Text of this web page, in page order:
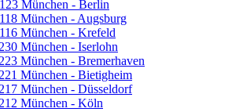
München - Berlin
München - Augsburg
München - Krefeld
München - Iserlohn
München - Bremerhaven
München - Bietigheim
München - Düsseldorf
München - Köln